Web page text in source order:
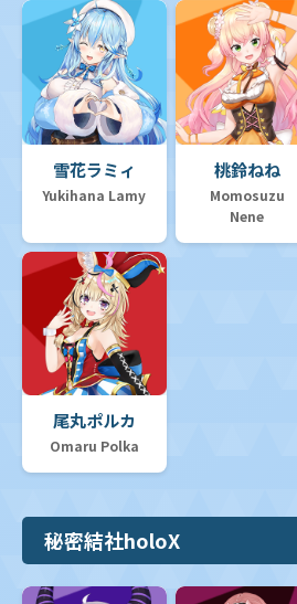
雪花ラミィ
Yukihana Lamy
桃鈴ねね
Momosuzu
Nene
尾丸ポルカ
Omaru Polka
秘密結社holoX